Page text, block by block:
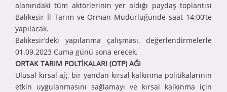
alanındaki tüm aktörlerinin yer aldığı paydaş toplantısı
Balıkesir İl Tarım ve Orman Müdürlüğünde saat 14:00’te
yapılacak.
Balıkesir’deki yapılanma çalışması, değerlendirmelerle
01.09.2023 Cuma günü sona erecek.
ORTAK TARIM POLTİKALARI (OTP) AĞI
Ulusal kırsal ağ, bir yandan kırsal kalkınma politikalarının
etkin uygulanmasını sağlamayı ve kırsal kalkınma için